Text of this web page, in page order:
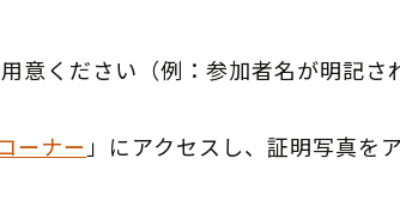
意ください（例：参加者名が明記さ
ーナー 」にアクセスし、証明写真を